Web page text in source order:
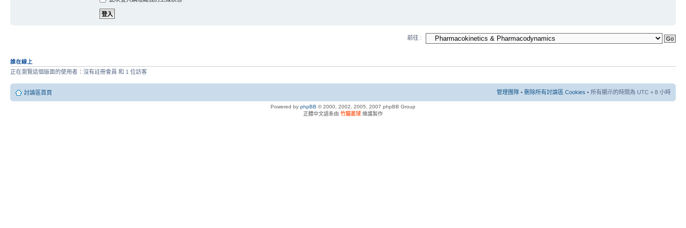
前往 :
誰在線上
正在瀏覽這個版面的使用者：沒有註冊會員 和 1 位訪客
討論區首頁 管理團隊 • 刪除所有討論區 Cookies • 所有顯示的時間為 UTC + 8 小時
Powered by phpBB © 2000, 2002, 2005, 2007 phpBB Group
正體中文語系由 竹貓星球 維護製作